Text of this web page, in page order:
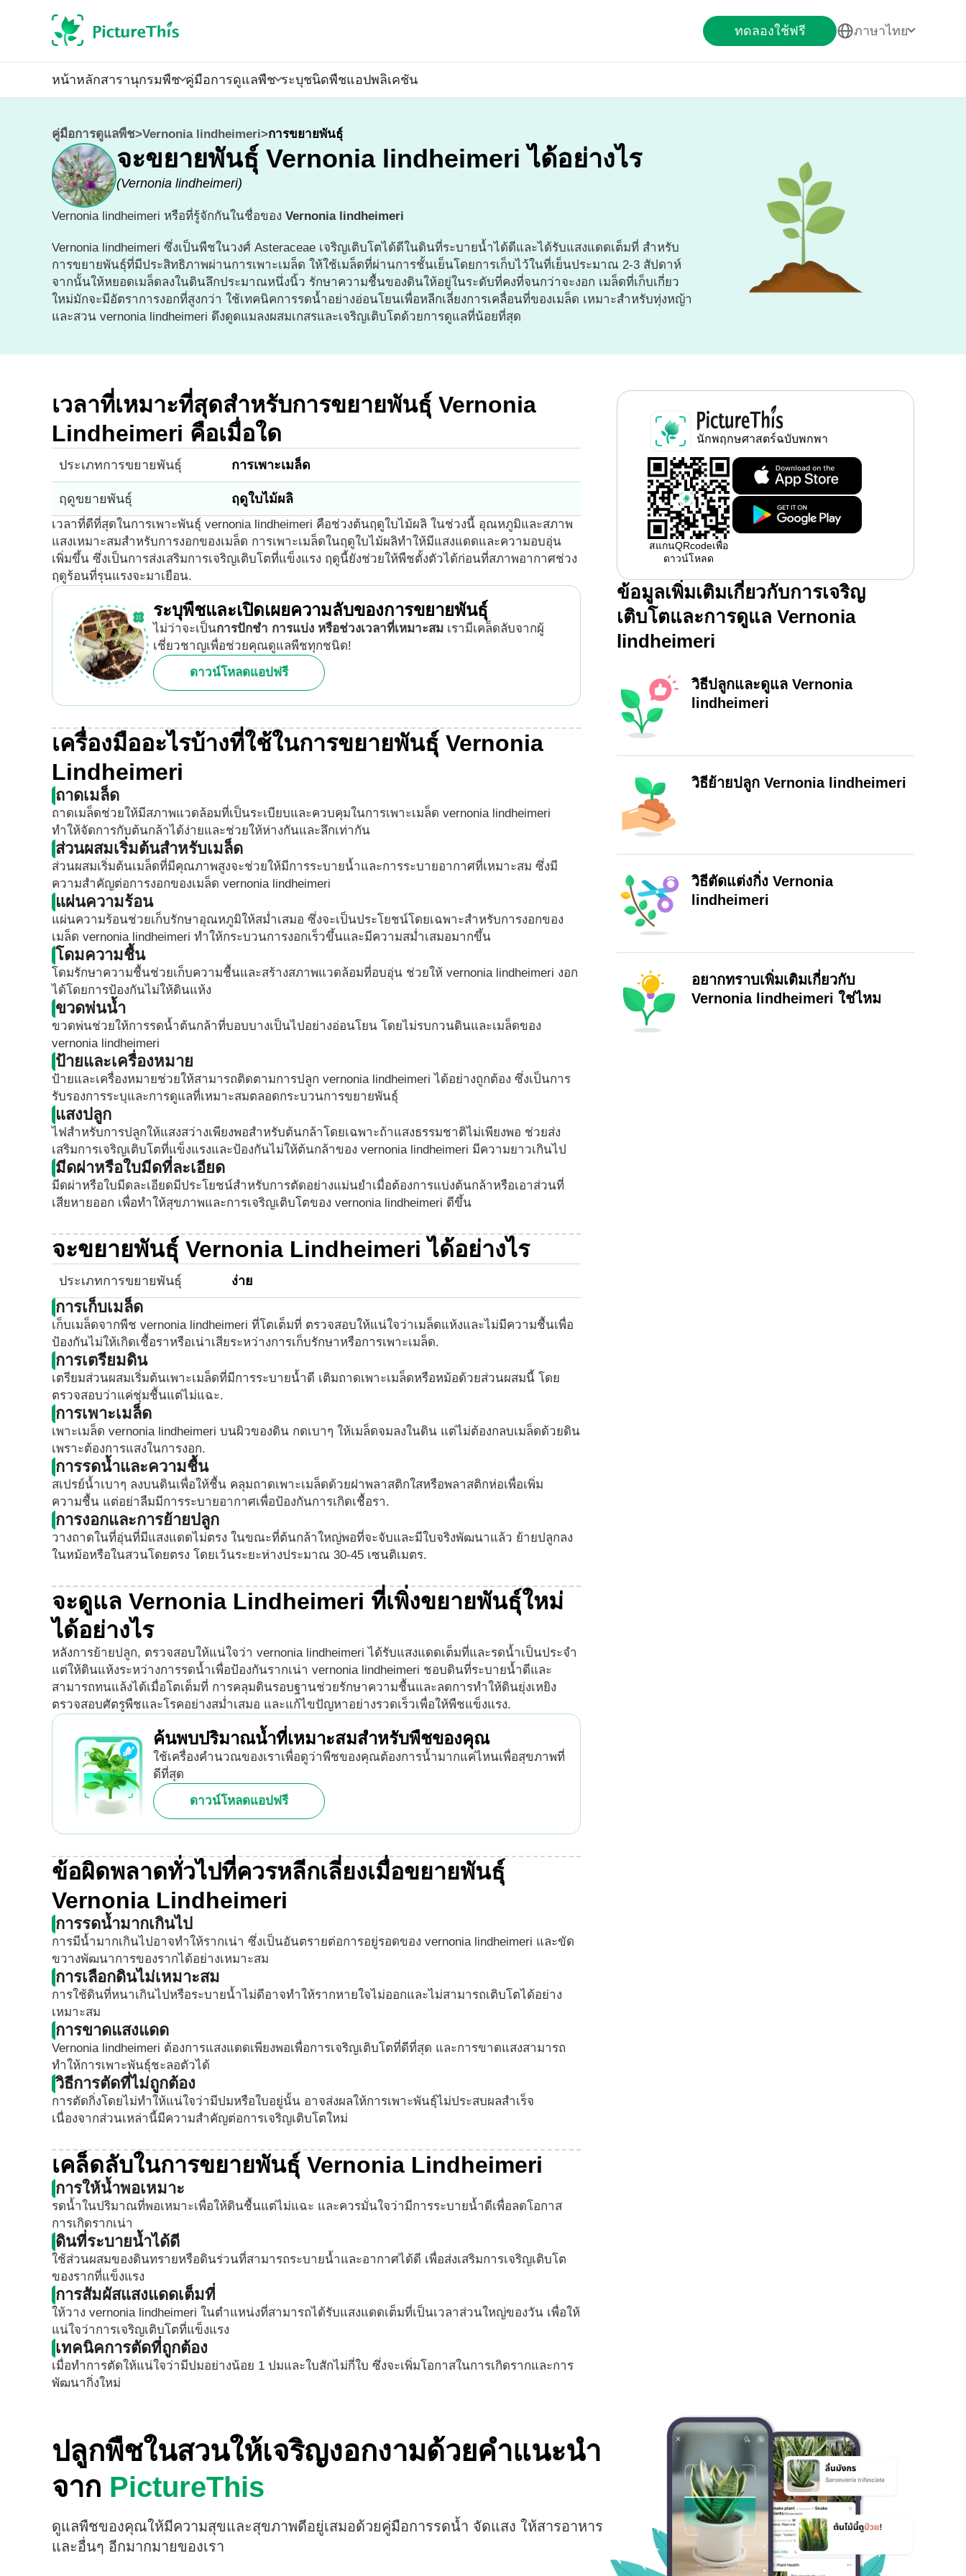
ทดลองใช้ฟรี ภาษาไทย
หน้าหลักสารานุกรมพืช คู่มือการดูแลพืช ระบุชนิดพืชแอปพลิเคชัน
คู่มือการดูแลพืช>Vernonia lindheimeri>การขยายพันธุ์
จะขยายพันธุ์ Vernonia lindheimeri ได้อย่างไร
(Vernonia lindheimeri)
Vernonia lindheimeri หรือที่รู้จักกันในชื่อของ Vernonia lindheimeri
Vernonia lindheimeri ซึ่งเป็นพืชในวงศ์ Asteraceae เจริญเติบโตได้ดีในดินที่ระบายน้ำได้ดีและได้รับแสงแดดเต็มที่ สำหรับ
การขยายพันธุ์ที่มีประสิทธิภาพผ่านการเพาะเมล็ด ให้ใช้เมล็ดที่ผ่านการชั้นเย็นโดยการเก็บไว้ในที่เย็นประมาณ 2-3 สัปดาห์
จากนั้นให้หยอดเมล็ดลงในดินลึกประมาณหนึ่งนิ้ว รักษาความชื้นของดินให้อยู่ในระดับที่คงที่จนกว่าจะงอก เมล็ดที่เก็บเกี่ยว
ใหม่มักจะมีอัตราการงอกที่สูงกว่า ใช้เทคนิคการรดน้ำอย่างอ่อนโยนเพื่อหลีกเลี่ยงการเคลื่อนที่ของเมล็ด เหมาะสำหรับทุ่งหญ้า
และสวน vernonia lindheimeri ดึงดูดแมลงผสมเกสรและเจริญเติบโตด้วยการดูแลที่น้อยที่สุด
เวลาที่เหมาะที่สุดสำหรับการขยายพันธุ์ Vernonia
Lindheimeri คือเมื่อใด
ประเภทการขยายพันธุ์ การเพาะเมล็ด
ฤดูขยายพันธุ์ ฤดูใบไม้ผลิ
เวลาที่ดีที่สุดในการเพาะพันธุ์ vernonia lindheimeri คือช่วงต้นฤดูใบไม้ผลิ ในช่วงนี้ อุณหภูมิและสภาพ
แสงเหมาะสมสำหรับการงอกของเมล็ด การเพาะเมล็ดในฤดูใบไม้ผลิทำให้มีแสงแดดและความอบอุ่น
เพิ่มขึ้น ซึ่งเป็นการส่งเสริมการเจริญเติบโตที่แข็งแรง ฤดูนี้ยังช่วยให้พืชตั้งตัวได้ก่อนที่สภาพอากาศช่วง
ฤดูร้อนที่รุนแรงจะมาเยือน.
ระบุพืชและเปิดเผยความลับของการขยายพันธุ์
ไม่ว่าจะเป็นการปักชำ การแบ่ง หรือช่วงเวลาที่เหมาะสม เรามีเคล็ดลับจากผู้
เชี่ยวชาญเพื่อช่วยคุณดูแลพืชทุกชนิด!
ดาวน์โหลดแอปฟรี
เครื่องมืออะไรบ้างที่ใช้ในการขยายพันธุ์ Vernonia
Lindheimeri
ถาดเมล็ด
ถาดเมล็ดช่วยให้มีสภาพแวดล้อมที่เป็นระเบียบและควบคุมในการเพาะเมล็ด vernonia lindheimeri
ทำให้จัดการกับต้นกล้าได้ง่ายและช่วยให้ห่างกันและลึกเท่ากัน
ส่วนผสมเริ่มต้นสำหรับเมล็ด
ส่วนผสมเริ่มต้นเมล็ดที่มีคุณภาพสูงจะช่วยให้มีการระบายน้ำและการระบายอากาศที่เหมาะสม ซึ่งมี
ความสำคัญต่อการงอกของเมล็ด vernonia lindheimeri
แผ่นความร้อน
แผ่นความร้อนช่วยเก็บรักษาอุณหภูมิให้สม่ำเสมอ ซึ่งจะเป็นประโยชน์โดยเฉพาะสำหรับการงอกของ
เมล็ด vernonia lindheimeri ทำให้กระบวนการงอกเร็วขึ้นและมีความสม่ำเสมอมากขึ้น
โดมความชื้น
โดมรักษาความชื้นช่วยเก็บความชื้นและสร้างสภาพแวดล้อมที่อบอุ่น ช่วยให้ vernonia lindheimeri งอก
ได้โดยการป้องกันไม่ให้ดินแห้ง
ขวดพ่นน้ำ
ขวดพ่นช่วยให้การรดน้ำต้นกล้าที่บอบบางเป็นไปอย่างอ่อนโยน โดยไม่รบกวนดินและเมล็ดของ
vernonia lindheimeri
ป้ายและเครื่องหมาย
ป้ายและเครื่องหมายช่วยให้สามารถติดตามการปลูก vernonia lindheimeri ได้อย่างถูกต้อง ซึ่งเป็นการ
รับรองการระบุและการดูแลที่เหมาะสมตลอดกระบวนการขยายพันธุ์
แสงปลูก
ไฟสำหรับการปลูกให้แสงสว่างเพียงพอสำหรับต้นกล้าโดยเฉพาะถ้าแสงธรรมชาติไม่เพียงพอ ช่วยส่ง
เสริมการเจริญเติบโตที่แข็งแรงและป้องกันไม่ให้ต้นกล้าของ vernonia lindheimeri มีความยาวเกินไป
มีดผ่าหรือใบมีดที่ละเอียด
มีดผ่าหรือใบมีดละเอียดมีประโยชน์สำหรับการตัดอย่างแม่นยำเมื่อต้องการแบ่งต้นกล้าหรือเอาส่วนที่
เสียหายออก เพื่อทำให้สุขภาพและการเจริญเติบโตของ vernonia lindheimeri ดีขึ้น
จะขยายพันธุ์ Vernonia Lindheimeri ได้อย่างไร
ประเภทการขยายพันธุ์ ง่าย
การเก็บเมล็ด
เก็บเมล็ดจากพืช vernonia lindheimeri ที่โตเต็มที่ ตรวจสอบให้แน่ใจว่าเมล็ดแห้งและไม่มีความชื้นเพื่อ
ป้องกันไม่ให้เกิดเชื้อราหรือเน่าเสียระหว่างการเก็บรักษาหรือการเพาะเมล็ด.
การเตรียมดิน
เตรียมส่วนผสมเริ่มต้นเพาะเมล็ดที่มีการระบายน้ำดี เติมถาดเพาะเมล็ดหรือหม้อด้วยส่วนผสมนี้ โดย
ตรวจสอบว่าแค่ชุ่มชื้นแต่ไม่แฉะ.
การเพาะเมล็ด
เพาะเมล็ด vernonia lindheimeri บนผิวของดิน กดเบาๆ ให้เมล็ดจมลงในดิน แต่ไม่ต้องกลบเมล็ดด้วยดิน
เพราะต้องการแสงในการงอก.
การรดน้ำและความชื้น
สเปรย์น้ำเบาๆ ลงบนดินเพื่อให้ชื้น คลุมถาดเพาะเมล็ดด้วยฝาพลาสติกใสหรือพลาสติกห่อเพื่อเพิ่ม
ความชื้น แต่อย่าลืมมีการระบายอากาศเพื่อป้องกันการเกิดเชื้อรา.
การงอกและการย้ายปลูก
วางถาดในที่อุ่นที่มีแสงแดดไม่ตรง ในขณะที่ต้นกล้าใหญ่พอที่จะจับและมีใบจริงพัฒนาแล้ว ย้ายปลูกลง
ในหม้อหรือในสวนโดยตรง โดยเว้นระยะห่างประมาณ 30-45 เซนติเมตร.
จะดูแล Vernonia Lindheimeri ที่เพิ่งขยายพันธุ์ใหม่
ได้อย่างไร
หลังการย้ายปลูก, ตรวจสอบให้แน่ใจว่า vernonia lindheimeri ได้รับแสงแดดเต็มที่และรดน้ำเป็นประจำ
แต่ให้ดินแห้งระหว่างการรดน้ำเพื่อป้องกันรากเน่า vernonia lindheimeri ชอบดินที่ระบายน้ำดีและ
สามารถทนแล้งได้เมื่อโตเต็มที่ การคลุมดินรอบฐานช่วยรักษาความชื้นและลดการทำให้ดินยุ่งเหยิง
ตรวจสอบศัตรูพืชและโรคอย่างสม่ำเสมอ และแก้ไขปัญหาอย่างรวดเร็วเพื่อให้พืชแข็งแรง.
ค้นพบปริมาณน้ำที่เหมาะสมสำหรับพืชของคุณ
ใช้เครื่องคำนวณของเราเพื่อดูว่าพืชของคุณต้องการน้ำมากแค่ไหนเพื่อสุขภาพที่
ดีที่สุด
ดาวน์โหลดแอปฟรี
ข้อผิดพลาดทั่วไปที่ควรหลีกเลี่ยงเมื่อขยายพันธุ์
Vernonia Lindheimeri
การรดน้ำมากเกินไป
การมีน้ำมากเกินไปอาจทำให้รากเน่า ซึ่งเป็นอันตรายต่อการอยู่รอดของ vernonia lindheimeri และขัด
ขวางพัฒนาการของรากได้อย่างเหมาะสม
การเลือกดินไม่เหมาะสม
การใช้ดินที่หนาเกินไปหรือระบายน้ำไม่ดีอาจทำให้รากหายใจไม่ออกและไม่สามารถเติบโตได้อย่าง
เหมาะสม
การขาดแสงแดด
Vernonia lindheimeri ต้องการแสงแดดเพียงพอเพื่อการเจริญเติบโตที่ดีที่สุด และการขาดแสงสามารถ
ทำให้การเพาะพันธุ์ชะลอตัวได้
วิธีการตัดที่ไม่ถูกต้อง
การตัดกิ่งโดยไม่ทำให้แน่ใจว่ามีปมหรือใบอยู่นั้น อาจส่งผลให้การเพาะพันธุ์ไม่ประสบผลสำเร็จ
เนื่องจากส่วนเหล่านี้มีความสำคัญต่อการเจริญเติบโตใหม่
เคล็ดลับในการขยายพันธุ์ Vernonia Lindheimeri
การให้น้ำพอเหมาะ
รดน้ำในปริมาณที่พอเหมาะเพื่อให้ดินชื้นแต่ไม่แฉะ และควรมั่นใจว่ามีการระบายน้ำดีเพื่อลดโอกาส
การเกิดรากเน่า
ดินที่ระบายน้ำได้ดี
ใช้ส่วนผสมของดินทรายหรือดินร่วนที่สามารถระบายน้ำและอากาศได้ดี เพื่อส่งเสริมการเจริญเติบโต
ของรากที่แข็งแรง
การสัมผัสแสงแดดเต็มที่
ให้วาง vernonia lindheimeri ในตำแหน่งที่สามารถได้รับแสงแดดเต็มที่เป็นเวลาส่วนใหญ่ของวัน เพื่อให้
แน่ใจว่าการเจริญเติบโตที่แข็งแรง
เทคนิคการตัดที่ถูกต้อง
เมื่อทำการตัดให้แน่ใจว่ามีปมอย่างน้อย 1 ปมและใบสักไม่กี่ใบ ซึ่งจะเพิ่มโอกาสในการเกิดรากและการ
พัฒนากิ่งใหม่
นักพฤกษศาสตร์ฉบับพกพา
สแกนQRcodeเพื่อ
ดาวน์โหลด
ข้อมูลเพิ่มเติมเกี่ยวกับการเจริญ
เติบโตและการดูแล Vernonia
lindheimeri
วิธีปลูกและดูแล Vernonia
lindheimeri
วิธีย้ายปลูก Vernonia lindheimeri
วิธีตัดแต่งกิ่ง Vernonia
lindheimeri
อยากทราบเพิ่มเติมเกี่ยวกับ
Vernonia lindheimeri ใช่ไหม
ปลูกพืชในสวนให้เจริญงอกงามด้วยคำแนะนำ
จาก PictureThis
ดูแลพืชของคุณให้มีความสุขและสุขภาพดีอยู่เสมอด้วยคู่มือการรดน้ำ จัดแสง ให้สารอาหาร
และอื่นๆ อีกมากมายของเรา